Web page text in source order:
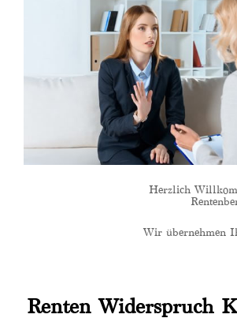
Herzlich
Wir übernehmen
Renten Widerspruch